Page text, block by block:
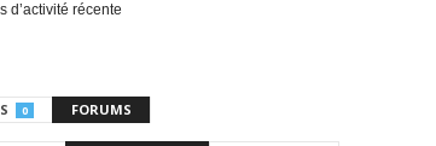
d’activité récente
0 FORUMS